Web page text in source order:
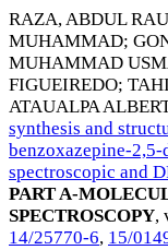
RAZA, ABDUL
MUHAMMAD;
MUHAMMAD
FIGUEIREDO;
ATAUALPA
synthesis and
benzoxazepine-
spectroscopic and
PART A-
SPECTROSCOPY,
14/25770-6, 15/